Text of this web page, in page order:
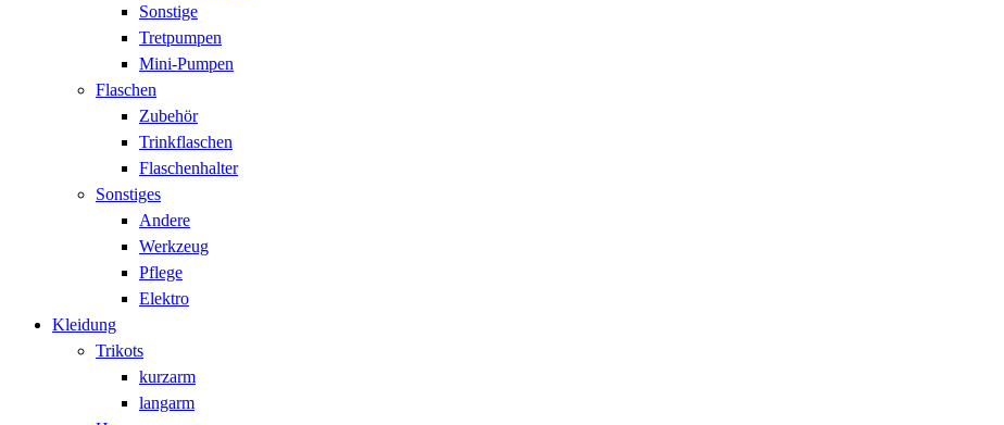
Sonstige
Tretpumpen
Mini-Pumpen
Flaschen
Zubehör
Trinkflaschen
Flaschenhalter
Sonstiges
Andere
Werkzeug
Pflege
Elektro
Kleidung
Trikots
kurzarm
langarm